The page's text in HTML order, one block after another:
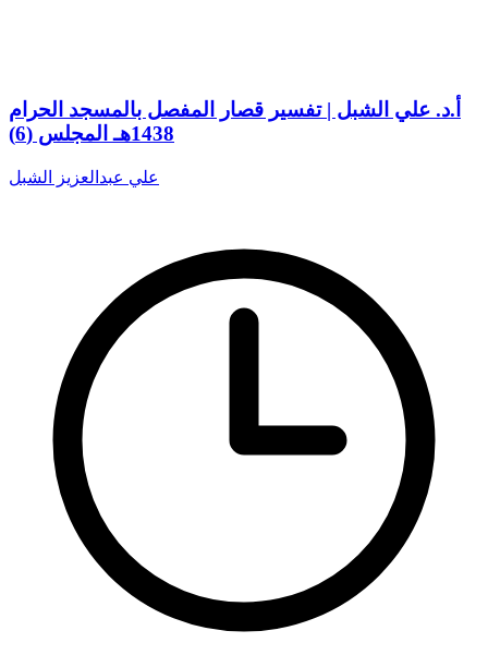
أ.د. علي الشبل | تفسير قصار المفصل بالمسجد الحرام
1438هـ المجلس (6)
علي عبدالعزيز الشبل